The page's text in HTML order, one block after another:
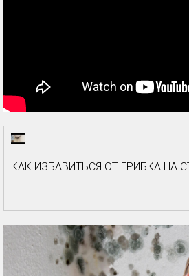
КАК ИЗБАВИТЬСЯ ОТ ГРИБКА НА